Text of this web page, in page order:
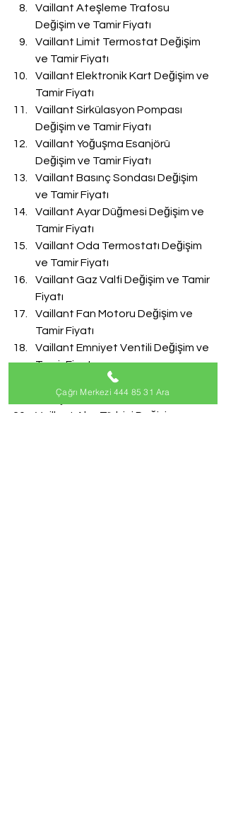
Vaillant Ateşleme Trafosu
Değişim ve Tamir Fiyatı
Vaillant Limit Termostat Değişim
ve Tamir Fiyatı
Vaillant Elektronik Kart Değişim ve
Tamir Fiyatı
Vaillant Sirkülasyon Pompası
Değişim ve Tamir Fiyatı
Vaillant Yoğuşma Esanjörü
Değişim ve Tamir Fiyatı
Vaillant Basınç Sondası Değişim
ve Tamir Fiyatı
Vaillant Ayar Düğmesi Değişim ve
Tamir Fiyatı
Vaillant Oda Termostatı Değişim
ve Tamir Fiyatı
Vaillant Gaz Valfi Değişim ve Tamir
Fiyatı
Vaillant Fan Motoru Değişim ve
Tamir Fiyatı
Vaillant Emniyet Ventili Değişim ve
Tamir Fiyatı
Vaillant Doldurma Musluğu
Değişim ve Tamir Fiyatı
Vaillant Akış Türbini Değişim ve
Çağrı Merkezi 444 85 31 Ara